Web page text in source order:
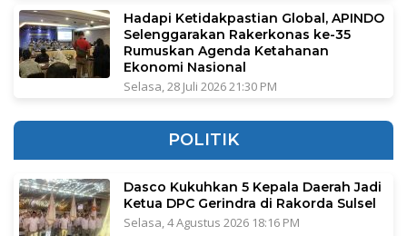
Hadapi Ketidakpastian Global, APINDO
Selenggarakan Rakerkonas ke-35
Rumuskan Agenda Ketahanan
Ekonomi Nasional
Selasa, 28 Juli 2026 21:30 PM
POLITIK
Dasco Kukuhkan 5 Kepala Daerah Jadi
Ketua DPC Gerindra di Rakorda Sulsel
Selasa, 4 Agustus 2026 18:16 PM